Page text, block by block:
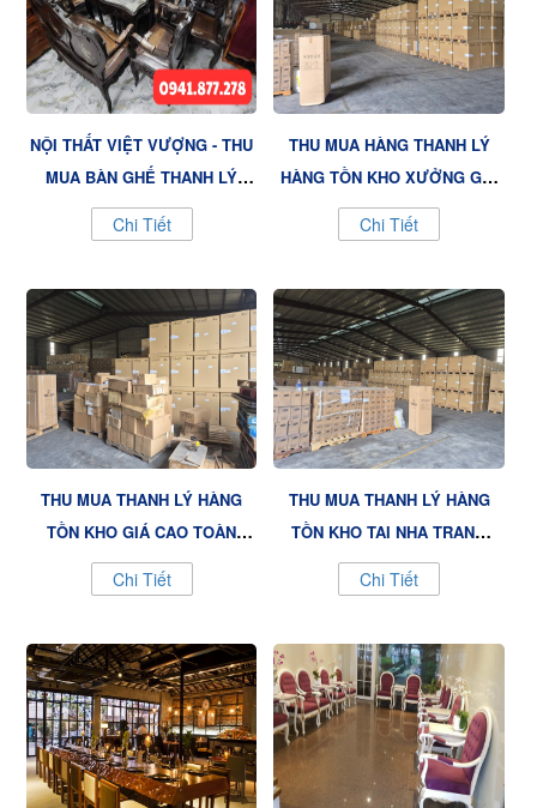
NỘI THẤT VIỆT VƯỢNG - THU
MUA BÀN GHẾ THANH LÝ
QUẬN 7, GIÁ CAO VÀ
CHUYÊN NGHIỆP
Chi Tiết
THU MUA HÀNG THANH LÝ
HÀNG TỒN KHO XƯỞNG GIÁ
CAO
Chi Tiết
THU MUA THANH LÝ HÀNG
TỒN KHO GIÁ CAO TOÀN
QUỐC
Chi Tiết
THU MUA THANH LÝ HÀNG
TỒN KHO TẠI NHA TRANG
GIÁ CAO
Chi Tiết